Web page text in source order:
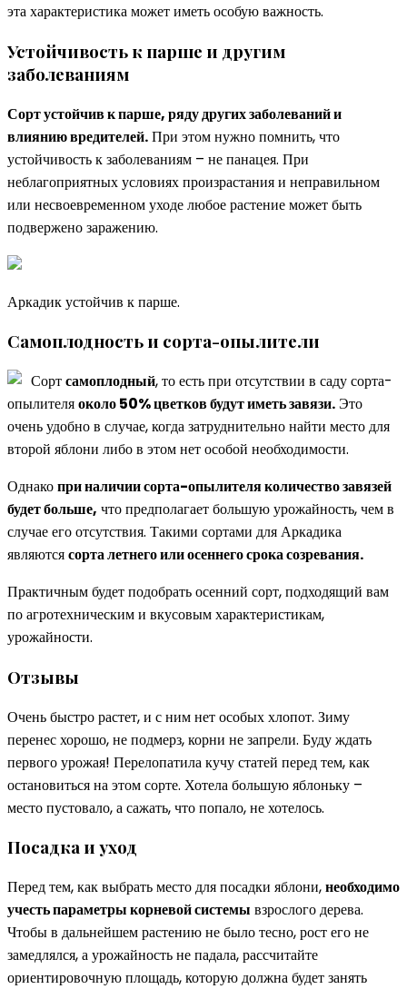
эта характеристика может иметь особую важность.
Устойчивость к парше и другим
заболеваниям
Сорт устойчив к парше, ряду других заболеваний и
влиянию вредителей.При этом нужно помнить, что
устойчивость к заболеваниям – не панацея. При
неблагоприятных условиях произрастания и неправильном
или несвоевременном уходе любое растение может быть
подвержено заражению.
Аркадик устойчив к парше.
Самоплодность и сорта-опылители
Сортсамоплодный, то есть при отсутствии в саду сорта-
опылителяоколо 50% цветков будут иметь завязи.Это
очень удобно в случае, когда затруднительно найти место для
второй яблони либо в этом нет особой необходимости.
Однакопри наличии сорта-опылителя количество завязей
будет больше, что предполагает большую урожайность, чем в
случае его отсутствия. Такими сортами для Аркадика
являютсясорта летнего или осеннего срока созревания.
Практичным будет подобрать осенний сорт, подходящий вам
по агротехническим и вкусовым характеристикам,
урожайности.
Отзывы
Очень быстро растет, и с ним нет особых хлопот. Зиму
перенес хорошо, не подмерз, корни не запрели. Буду ждать
первого урожая! Перелопатила кучу статей перед тем, как
остановиться на этом сорте. Хотела большую яблоньку –
место пустовало, а сажать, что попало, не хотелось.
Посадка и уход
Перед тем, как выбрать место для посадки яблони,необходимо
учесть параметры корневой системы взрослого дерева.
Чтобы в дальнейшем растению не было тесно, рост его не
замедлялся, а урожайность не падала, рассчитайте
ориентировочную площадь, которую должна будет занять